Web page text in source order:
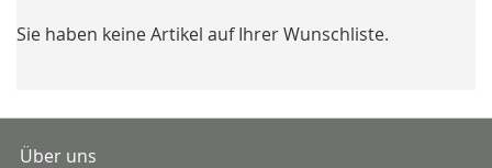
Sie haben keine Artikel auf Ihrer Wunschliste.
Über uns